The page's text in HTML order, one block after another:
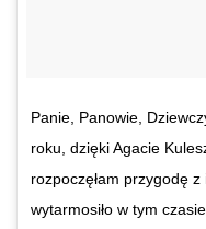
Panie, Panowie,
roku, dzięki Agacie
rozpoczęłam przygodę
wytarmosiło w tym